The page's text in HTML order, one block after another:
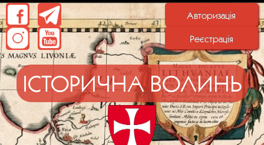
Авторизація
Реєстрація
ІСТОРИЧНА ВОЛИНЬ